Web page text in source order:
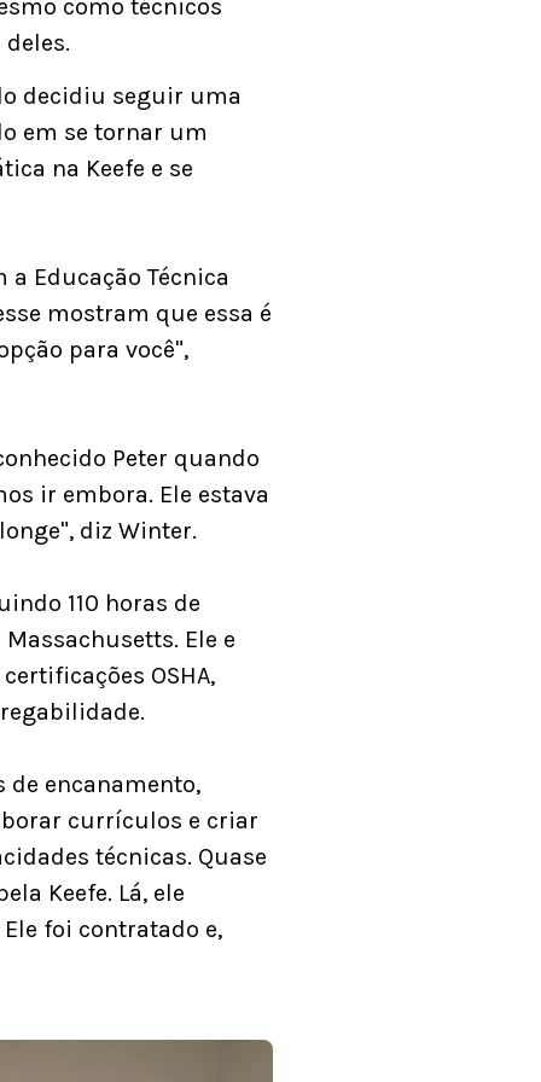
como técnicos
decidiu seguir uma
em se tornar um
na Keefe e se
Educação Técnica
mostram que essa é
para você",
Peter quando
ir embora. Ele estava
diz Winter.
110 horas de
Ele e
OSHA,
encanamento,
currículos e criar
técnicas. Quase
Keefe. Lá, ele
foi contratado e,